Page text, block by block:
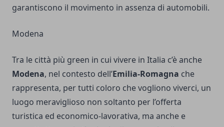
garantiscono il movimento in assenza di automobili.
Modena
Tra le città più green in cui vivere in Italia c’è anche
Modena, nel contesto dell’Emilia-Romagna che
rappresenta, per tutti coloro che vogliono viverci, un
luogo meraviglioso non soltanto per l’offerta
turistica ed economico-lavorativa, ma anche e